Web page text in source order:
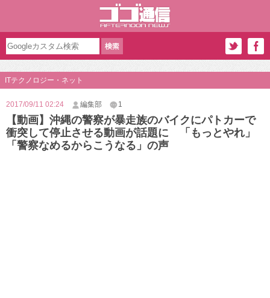
ITテクノロジー・ネット
2017/09/11 02:24 編集部 1
【動画】沖縄の警察が暴走族のバイクにパトカーで
衝突して停止させる動画が話題に 「もっとやれ」
「警察なめるからこうなる」の声